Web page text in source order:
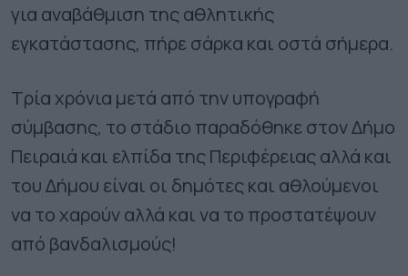
για αναβάθμιση της αθλητικής
εγκατάστασης, πήρε σάρκα και οστά σήμερα.
Τρία χρόνια μετά από την υπογραφή
σύμβασης, το στάδιο παραδόθηκε στον Δήμο
Πειραιά και ελπίδα της Περιφέρειας αλλά και
του Δήμου είναι οι δημότες και αθλούμενοι
να το χαρούν αλλά και να το προστατέψουν
από βανδαλισμούς!